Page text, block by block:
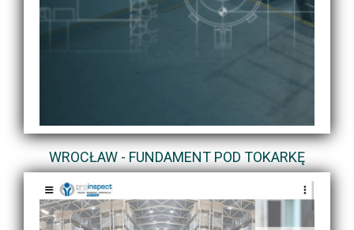
WROCŁAW - FUNDAMENT POD TOKARKĘ